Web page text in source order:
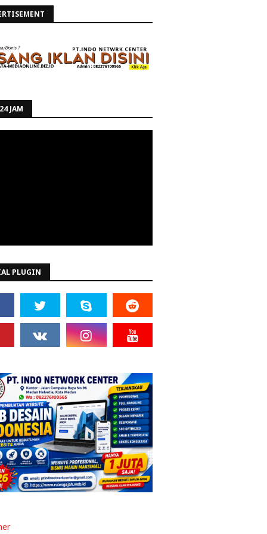
JAM
PLUGIN